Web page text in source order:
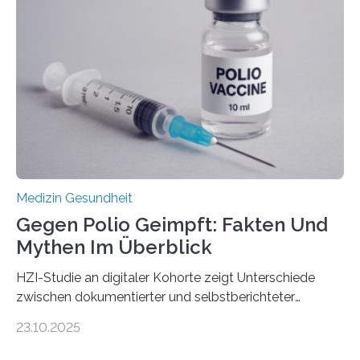
nur Tumorschwachstellen angreifen und normales
Gewebe verschonen. Forschende um Daniel Merk vom
Hertie-Institut für klinische Hirnforschung am
Universitätsklinikum Tübingen haben eine solche
Schwachstelle im Erbgut einer Untergruppe des
Medulloblastoms gefunden. Die Wilhelm Sander-
Stiftung unterstützte das Projekt…
Medizin Gesundheit
Gegen Polio Geimpft: Fakten Und
Mythen Im Überblick
HZI-Studie an digitaler Kohorte zeigt Unterschiede
zwischen dokumentierter und selbstberichteter
Kinderlähmung, ist eine ansteckende Krankheit, die
23.10.2025